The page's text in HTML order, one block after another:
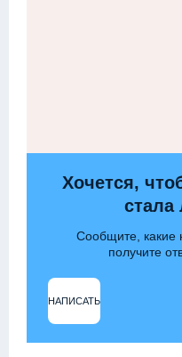
Хочется,
стала
Сообщите, какие
получите
НАПИСАТЬ